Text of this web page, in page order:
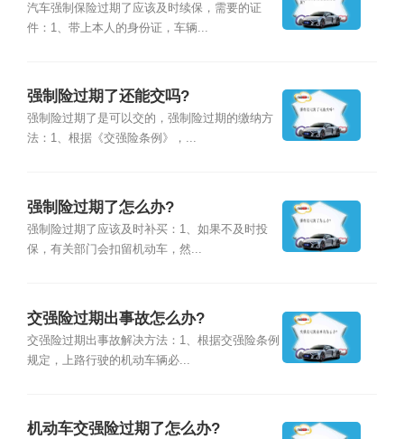
汽车强制保险过期了应该及时续保，需要的证
件：1、带上本人的身份证，车辆...
强制险过期了还能交吗?
强制险过期了是可以交的，强制险过期的缴纳方
法：1、根据《交强险条例》，...
强制险过期了怎么办?
强制险过期了应该及时补买：1、如果不及时投
保，有关部门会扣留机动车，然...
交强险过期出事故怎么办?
交强险过期出事故解决方法：1、根据交强险条例
规定，上路行驶的机动车辆必...
机动车交强险过期了怎么办?